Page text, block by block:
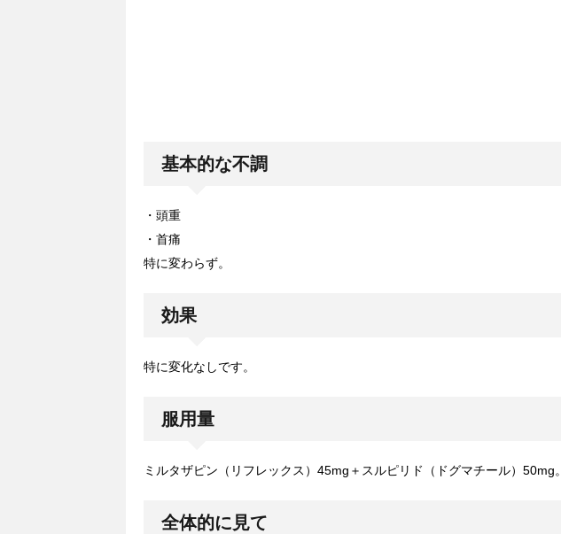
基本的な不調
・頭重
・首痛
特に変わらず。
効果
特に変化なしです。
服用量
ミルタザピン（リフレックス）45mg＋スルピリド（ドグマチール）50mg。
全体的に見て